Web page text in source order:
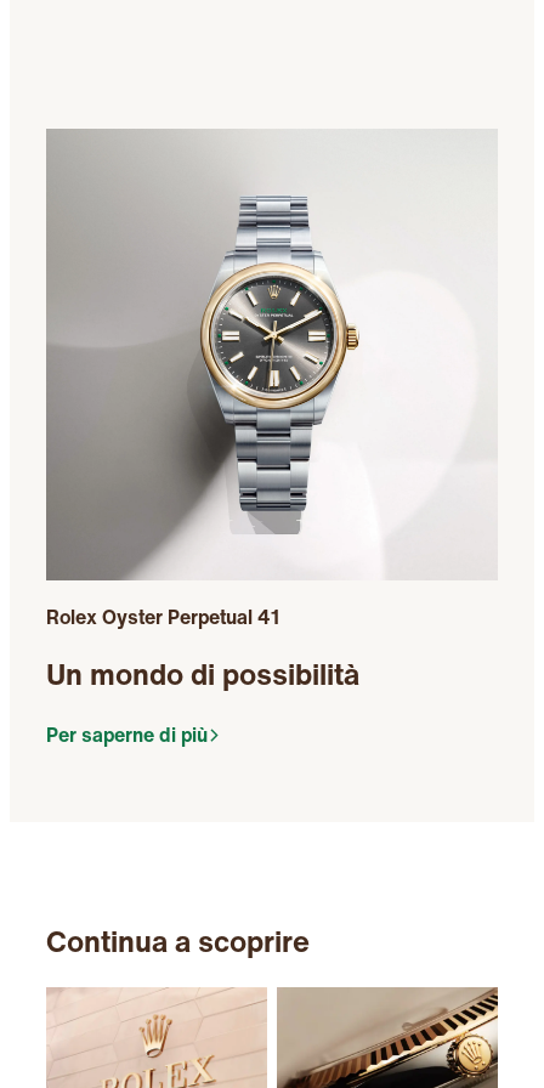
Rolex Oyster Perpetual 41
Un mondo di possibilità
Per saperne di più
Continua a scoprire